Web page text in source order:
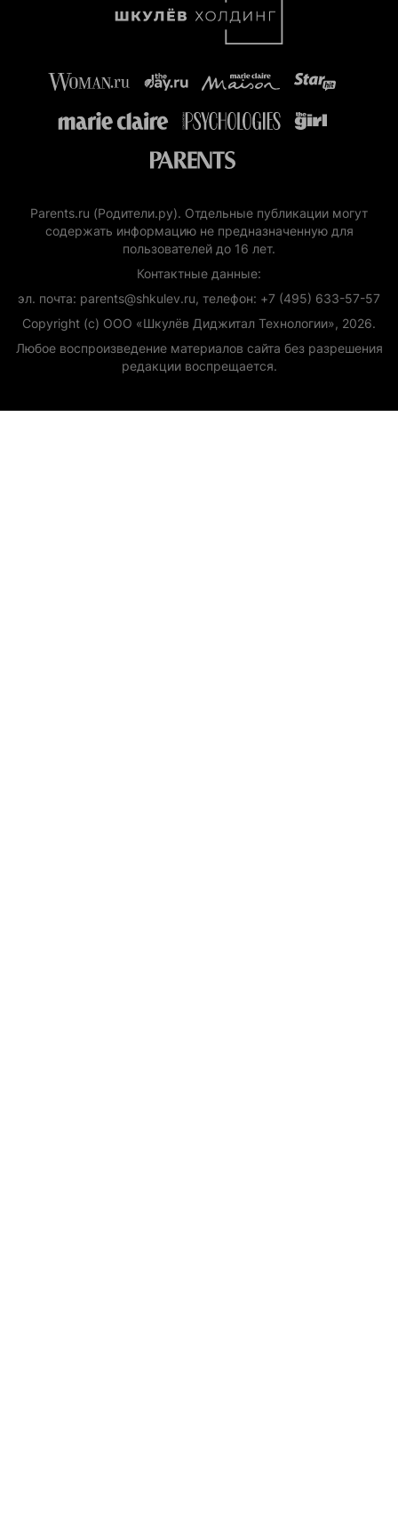
Parents.ru (Родители.ру). Отдельные публикации могут
содержать информацию не предназначенную для
пользователей до 16 лет.
Контактные данные:
эл. почта: parents@shkulev.ru, телефон: +7 (495) 633-57-57
Copyright (с) ООО «Шкулёв Диджитал Технологии», 2026.
Любое воспроизведение материалов сайта без разрешения
редакции воспрещается.